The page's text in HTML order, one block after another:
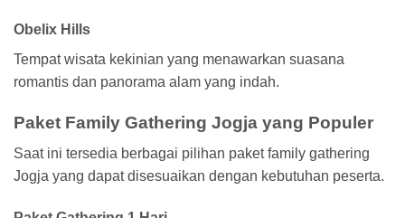
Obelix Hills
Tempat wisata kekinian yang menawarkan suasana
romantis dan panorama alam yang indah.
Paket Family Gathering Jogja yang Populer
Saat ini tersedia berbagai pilihan paket family gathering
Jogja yang dapat disesuaikan dengan kebutuhan peserta.